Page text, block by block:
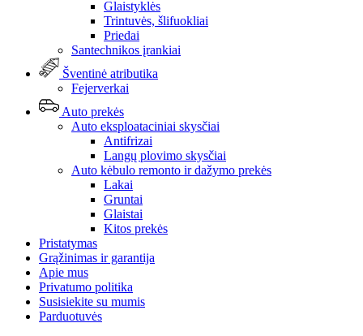
Glaistyklės
Trintuvės, šlifuokliai
Priedai
Santechnikos įrankiai
Šventinė atributika
Fejerverkai
Auto prekės
Auto eksploataciniai skysčiai
Antifrizai
Langų plovimo skysčiai
Auto kėbulo remonto ir dažymo prekės
Lakai
Gruntai
Glaistai
Kitos prekės
Pristatymas
Grąžinimas ir garantija
Apie mus
Privatumo politika
Susisiekite su mumis
Parduotuvės